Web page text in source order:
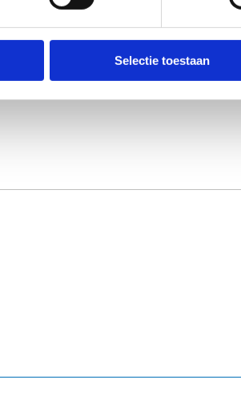
Selectie toestaan